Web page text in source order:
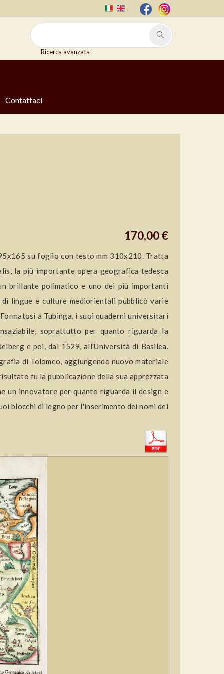
Ricerca avanzata
Contattaci
170,00 €
su foglio con testo mm 310x210. Tratta
la più importante opera geografica tedesca
brillante polimatico e uno dei più importanti
lingue e culture mediorientali pubblicò varie
a Tubinga, i suoi quaderni universitari
soprattutto per quanto riguarda la
e poi, dal 1529, all'Università di Basilea.
di Tolomeo, aggiungendo nuovo materiale
fu la pubblicazione della sua apprezzata
un innovatore per quanto riguarda il design e
blocchi di legno per l'inserimento dei nomi dei